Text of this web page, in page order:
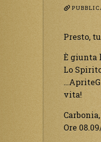
Presto,
È giunta
Lo
vita!
Ore